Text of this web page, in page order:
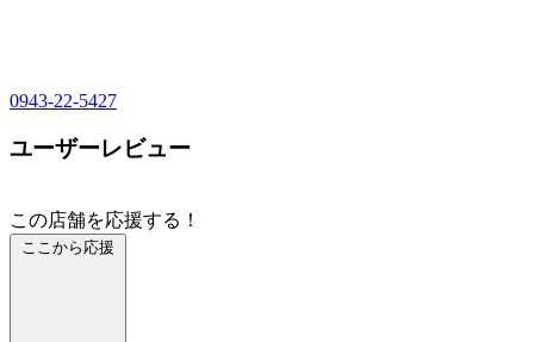
0943-22-5427
ユーザーレビュー
この店舗を応援する！
ここから応援